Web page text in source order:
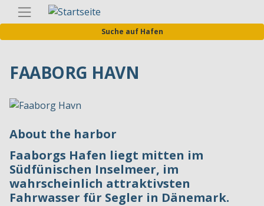
Direkt
zum
Inhalt
Suche auf Hafen
FAABORG HAVN
About the harbor
Faaborgs Hafen liegt mitten im
Südfünischen Inselmeer, im
wahrscheinlich attraktivsten
Fahrwasser für Segler in Dänemark.